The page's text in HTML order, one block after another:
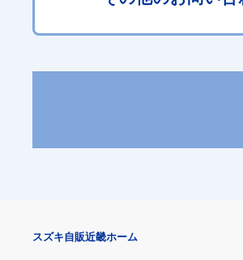
スズキ自販近畿ホーム